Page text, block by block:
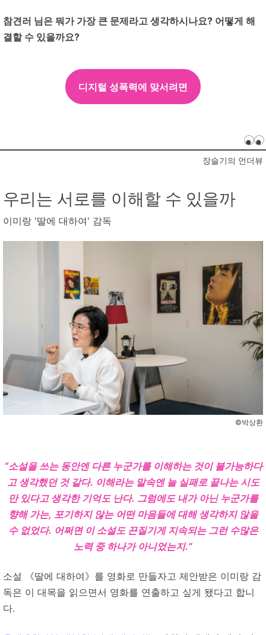
참견러 님은 뭐가 가장 큰 문제라고 생각하시나요? 어떻게 해
결할 수 있을까요?
디지털 성폭력에 맞서려면
장슬기의 언더뷰
우리는 서로를 이해할 수 있을까
이미랑 '딸에 대하여' 감독
©️박상환
“소설을 쓰는 동안엔 다른 누군가를 이해하는 것이 불가능하다
고 생각했던 것 같다. 이해라는 말속엔 늘 실패로 끝나는 시도
만 있다고 생각한 기억도 난다. 그럼에도 내가 아닌 누군가를
향해 가는, 포기하지 않는 어떤 마음들에 대해 생각하지 않을
수 없었다. 어쩌면 이 소설도 끈질기게 지속되는 그런 수많은
노력 중 하나가 아니었는지.”
소설 《딸에 대하여》를 영화로 만들자고 제안받은 이미랑 감
독은 이 대목을 읽으면서 영화를 연출하고 싶게 됐다고 합니
다.